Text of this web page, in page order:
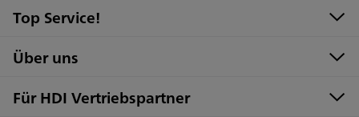
Top Service!
Über uns
Für HDI Vertriebspartner